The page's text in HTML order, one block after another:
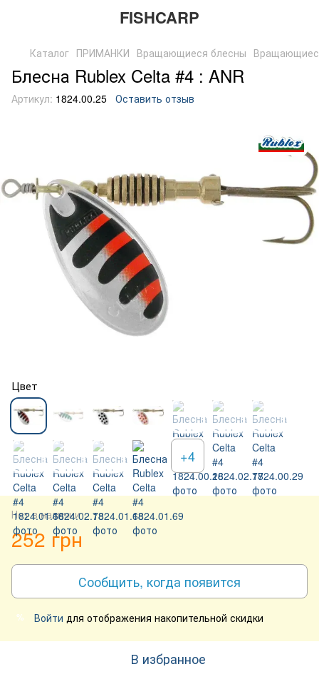
FISHCARP
Каталог ПРИМАНКИ Вращающиеся блесны
Блесна Rublex Celta #4 : ANR
Артикул: 1824.00.25 Оставить отзыв
Цвет
+4
Нет в наличии
252 грн
Сообщить, когда появится
% Войти для отображения накопительной скидки
В избранное